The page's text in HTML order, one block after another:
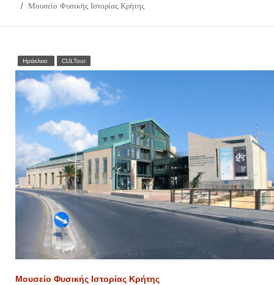
Μουσείο Φυσικής Ιστορίας Κρήτης
Ηράκλειο CULTour
Μουσείο Φυσικής Ιστορίας Κρήτης